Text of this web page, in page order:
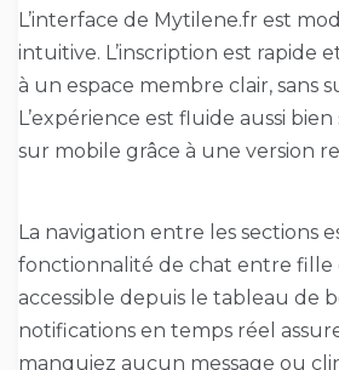
L’interface de Mytilene.fr est
intuitive. L’inscription est rapide
à un espace membre clair, sans
L’expérience est fluide aussi
sur mobile grâce à une version
La navigation entre les sections
fonctionnalité de chat entre fille
accessible depuis le tableau de
notifications en temps réel
manquiez aucun message ou